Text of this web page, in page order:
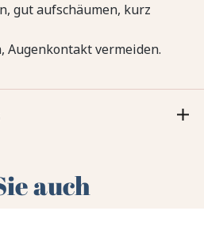
gut aufschäumen, kurz
Augenkontakt vermeiden.
auch